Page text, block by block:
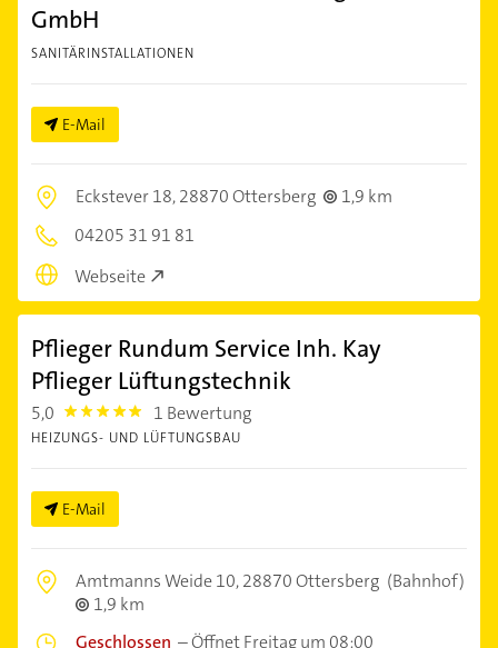
GmbH
SANITÄRINSTALLATIONEN
E-Mail
Eckstever 18,28870 Ottersberg
1,9 km
04205 31 91 81
Webseite
Pflieger Rundum Service Inh. Kay
Pflieger Lüftungstechnik
5,0 5.0 1 Bewertung
HEIZUNGS- UND LÜFTUNGSBAU
E-Mail
Amtmanns Weide 10,28870 Ottersberg (Bahnhof)
1,9 km
Geschlossen –Öffnet Freitag um 08:00